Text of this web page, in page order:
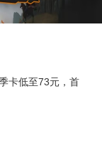
卡低至73元，首